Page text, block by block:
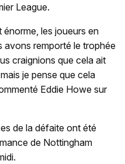
League.
énorme, les joueurs en
remporté le trophée
craignions que cela ait
je pense que cela
Eddie Howe sur
de la défaite ont été
de Nottingham